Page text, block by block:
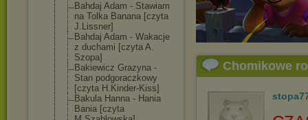
Bahdaj Adam - Stawiam
na Tolka Banana [czyta
J.Lissner]
Bahdaj Adam - Wakacje
z duchami [czyta A.
Szopa]
Bakiewicz Grazyna -
Stan podgoraczkowy
[czyta H.Kinder-Kiss]
Bakula Hanna - Hania
Bania [czyta
Chomikowe